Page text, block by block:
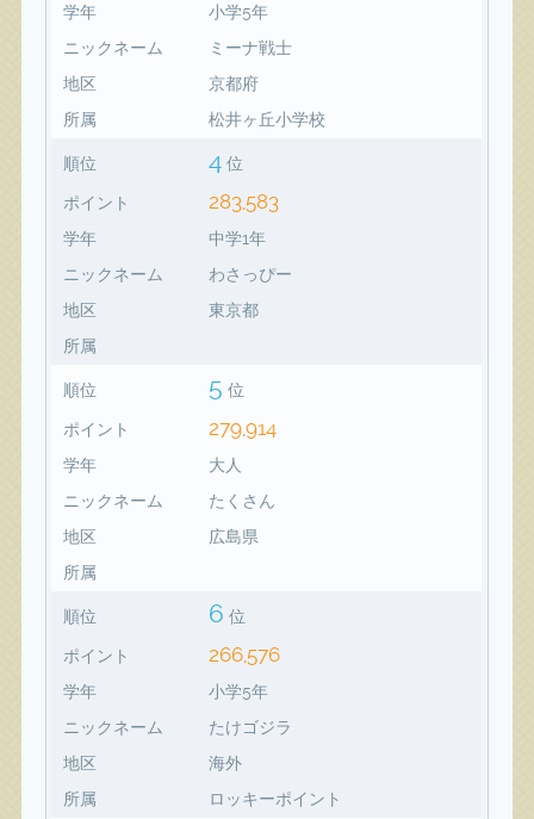
学年
小学5年
ニックネーム
ミーナ戦士
地区
京都府
所属
松井ヶ丘小学校
順位 4 位
ポイント 283,583
学年
中学1年
ニックネーム
わさっぴー
地区
東京都
所属
順位 5 位
ポイント 279,914
学年
大人
ニックネーム
たくさん
地区
広島県
所属
順位 6 位
ポイント 266,576
学年
小学5年
ニックネーム
たけゴジラ
地区
海外
所属
ロッキーポイント